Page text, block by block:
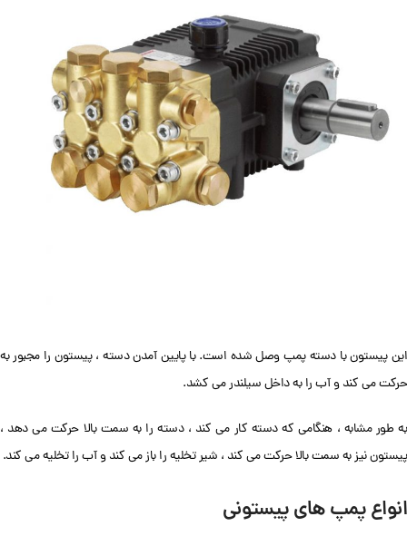
این پیستون با دسته پمپ وصل شده است. با پایین آمدن دسته ، پیستون را مجبور به
حرکت می کند و آب را به داخل سیلندر می کشد.
به طور مشابه ، هنگامی که دسته کار می کند ، دسته را به سمت بالا حرکت می دهد ،
پیستون نیز به سمت بالا حرکت می کند ، شیر تخلیه را باز می کند و آب را تخلیه می کند.
انواع پمپ های پیستونی